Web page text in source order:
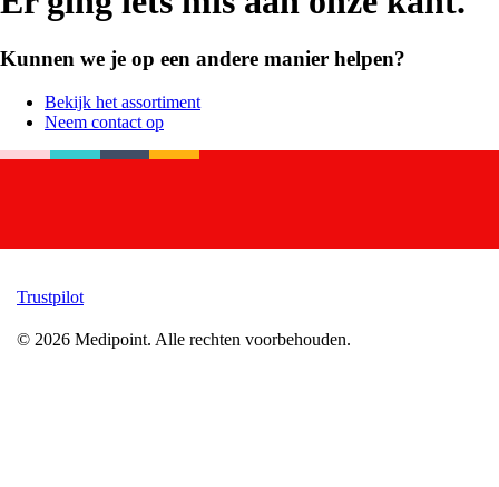
Kunnen we je op een andere manier helpen?
Bekijk het assortiment
Neem contact op
Trustpilot
© 2026 Medipoint. Alle rechten voorbehouden.